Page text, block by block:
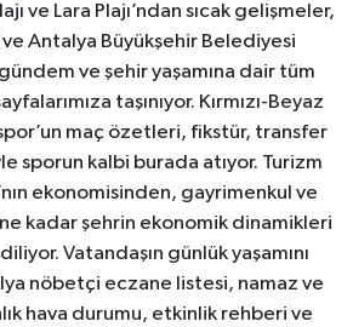
ve Lara Plajı’ndan sıcak gelişmeler,
Antalya Büyükşehir Belediyesi
ve şehir yaşamına dair tüm
taşınıyor. Kırmızı-Beyaz
maç özetleri, fikstür, transfer
sporun kalbi burada atıyor. Turizm
ekonomisinden, gayrimenkul ve
kadar şehrin ekonomik dinamikleri
Vatandaşın günlük yaşamını
nöbetçi eczane listesi, namaz ve
hava durumu, etkinlik rehberi ve